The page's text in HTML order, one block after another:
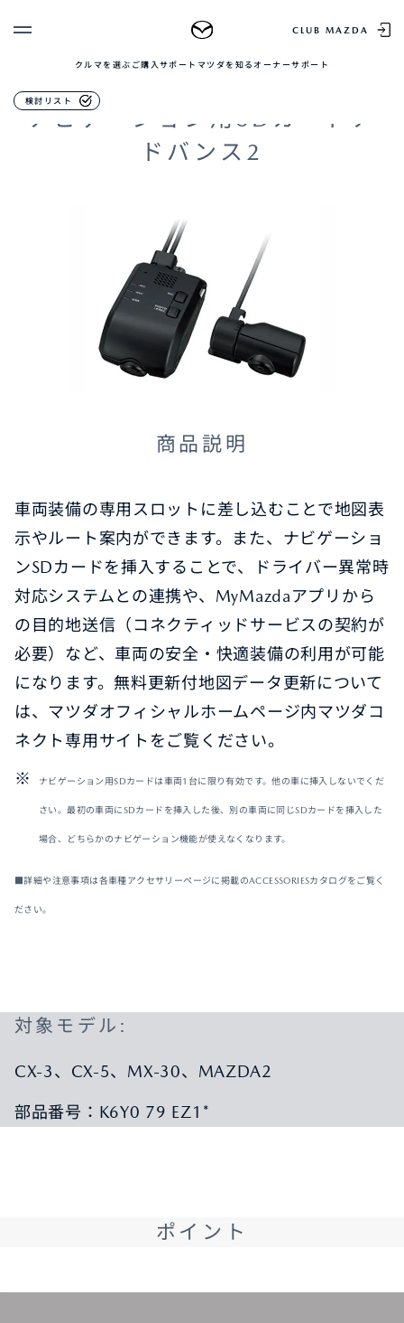
CLUB MAZDA
クルマを選ぶ ご購入サポート マツダを知る オーナーサポート
検討リスト
車種・グレード比較
MAZDAのSUV比較
中古車
リコール情報
お問合せ/FAQ
ニュースルーム
企業・IR・採用
ログイン
新規会員登録
ナビゲーション＆オーディオ＆E
ナビゲーション用SDカードア
ドバンス2
商品説明
車両装備の専用スロットに差し込むことで地図表
示やルート案内ができます。また、ナビゲーショ
ンSDカードを挿入することで、ドライバー異常時
対応システムとの連携や、MyMazdaアプリから
の目的地送信（コネクティッドサービスの契約が
必要）など、車両の安全・快適装備の利用が可能
になります。無料更新付地図データ更新について
は、マツダオフィシャルホームページ内マツダコ
ネクト専用サイトをご覧ください。
ナビゲーション用SDカードは車両1台に限り有効です。他の車に挿入しないでくだ
さい。最初の車両にSDカードを挿入した後、別の車両に同じSDカードを挿入した
場合、どちらかのナビゲーション機能が使えなくなります。
■詳細や注意事項は各車種アクセサリーページに掲載のACCESSORIESカタログをご覧く
ださい。
対象モデル:
CX-3、CX-5、MX-30、MAZDA2
部品番号：K6Y0 79 EZ1*
ポイント